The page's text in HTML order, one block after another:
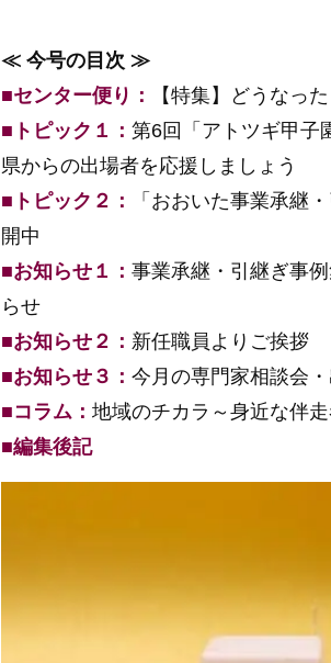
≪ 今号の目次 ≫
■センター便り：
【特集】どうなっ
■トピック１： 第6回「アトツギ甲子
県からの出場者を応援しましょう
■トピック２：
「おおいた事業承継
開中
■お知らせ１： 事業承継・引継ぎ事
らせ
■お知らせ２： 新任職員よりご挨拶
■お知らせ３： 今月の専門家相談会
■コラム： 地域のチカラ～身近な伴
■編集後記